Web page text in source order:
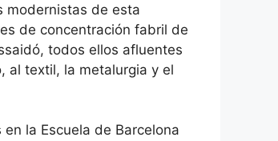
modernistas de esta
de concentración fabril de
todos ellos afluentes
al textil, la metalurgia y el
la Escuela de Barcelona